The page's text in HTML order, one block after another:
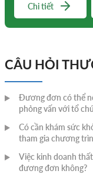
Chi tiết
CÂU HỎI
Đương đơn có thể
phỏng vấn với tổ
Có cần khám sức
tham gia chương
Việc kinh doanh
đương đơn không?